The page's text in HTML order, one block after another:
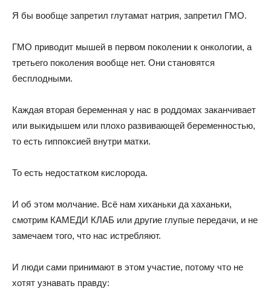
Я бы вообще запретил глутамат натрия, запретил ГМО.
ГМО приводит мышей в первом поколении к онкологии, а
третьего поколения вообще нет. Они становятся
бесплодными.
Каждая вторая беременная у нас в роддомах заканчивает
или выкидышем или плохо развивающей беременностью,
то есть гиппоксией внутри матки.
То есть недостатком кислорода.
И об этом молчание. Всё нам хиханьки да хаханьки,
смотрим КАМЕДИ КЛАБ или другие глупые передачи, и не
замечаем того, что нас истребляют.
И люди сами принимают в этом участие, потому что не
хотят узнавать правду: